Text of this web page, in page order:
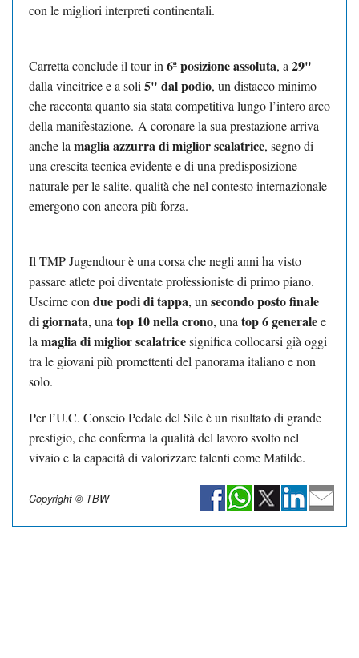
con le migliori interpreti continentali.
Carretta conclude il tour in 6ª posizione assoluta, a 29"
dalla vincitrice e a soli 5" dal podio, un distacco minimo
che racconta quanto sia stata competitiva lungo l’intero arco
della manifestazione. A coronare la sua prestazione arriva
anche la maglia azzurra di miglior scalatrice, segno di
una crescita tecnica evidente e di una predisposizione
naturale per le salite, qualità che nel contesto internazionale
emergono con ancora più forza.
Il TMP Jugendtour è una corsa che negli anni ha visto
passare atlete poi diventate professioniste di primo piano.
Uscirne con due podi di tappa, un secondo posto finale
di giornata, una top 10 nella crono, una top 6 generalee
la maglia di miglior scalatricesignifica collocarsi già oggi
tra le giovani più promettenti del panorama italiano e non
solo.
Per l’U.C. Conscio Pedale del Sile è un risultato di grande
prestigio, che conferma la qualità del lavoro svolto nel
vivaio e la capacità di valorizzare talenti come Matilde.
Copyright © TBW